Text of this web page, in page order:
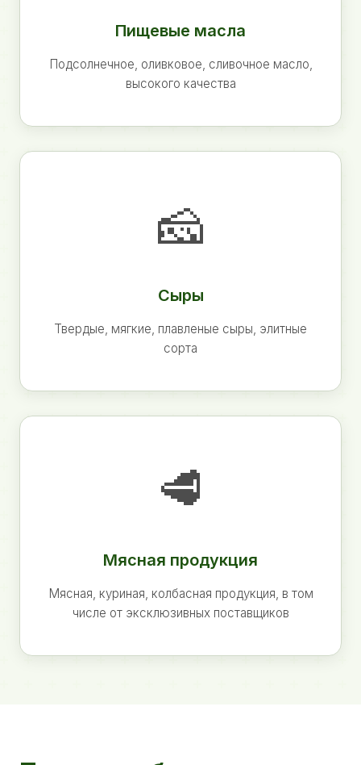
Пищевые масла
Подсолнечное, оливковое, сливочное масло,
высокого качества
🧀
Сыры
Твердые, мягкие, плавленые сыры, элитные
сорта
🥩
Мясная продукция
Мясная, куриная, колбасная продукция, в том
числе от эксклюзивных поставщиков